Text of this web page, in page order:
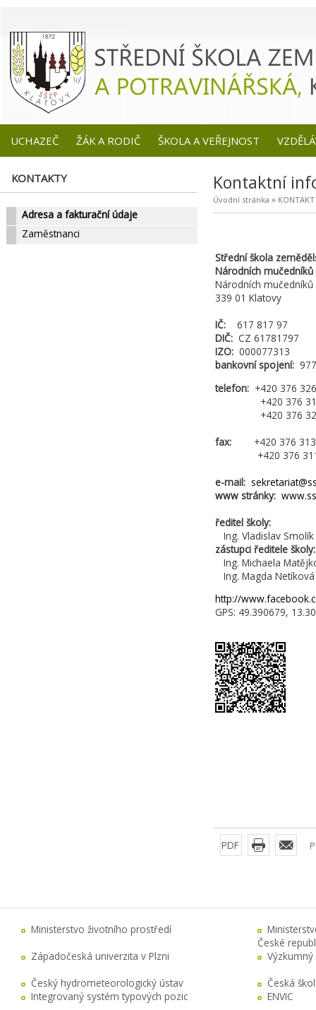
UCHAZEČ ŽÁK A RODIČ ŠKOLA A VEŘEJNOST
KONTAKTY
Adresa a fakturační údaje
Zaměstnanci
Kontaktní
Úvodní stránka » KONTAKT
Střední škola
Národních mučedníků
Národních mučedníků
339 01 Klatovy
IČ: 617 817 97
DIČ: CZ 61781797
IZO: 000077313
bankovní spojení:
telefon: +420 376
+420 376 311
+420 376 326
fax: +420 376 313
+420 376 311
e-mail:
www stránky:
ředitel školy:
Ing. Vladislav Smolík
zástupci ředitele
Ing. Michaela
Ing. Magda
http://
GPS: 49.390679,
PDF
Ministerstvo životního prostředí
České
Západočeská univerzita v Plzni
Český hydrometeorologický ústav
Česká
Integrovaný systém typových pozic
ENVIC